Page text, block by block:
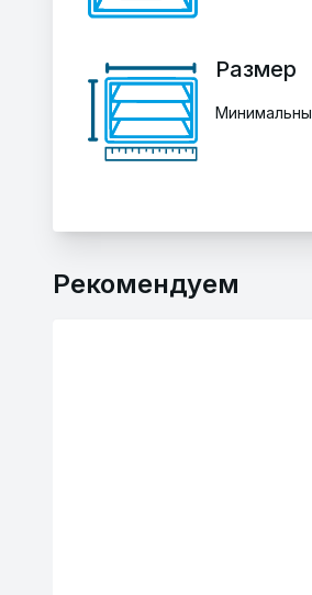
Размер
Рекомендуем